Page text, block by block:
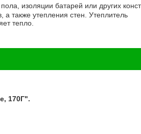
изоляции батарей или других
также утепления стен. Утеплитель
тепло.
170Г".